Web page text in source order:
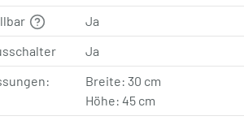
Ja
Ja
Breite: 30 cm
Höhe: 45 cm